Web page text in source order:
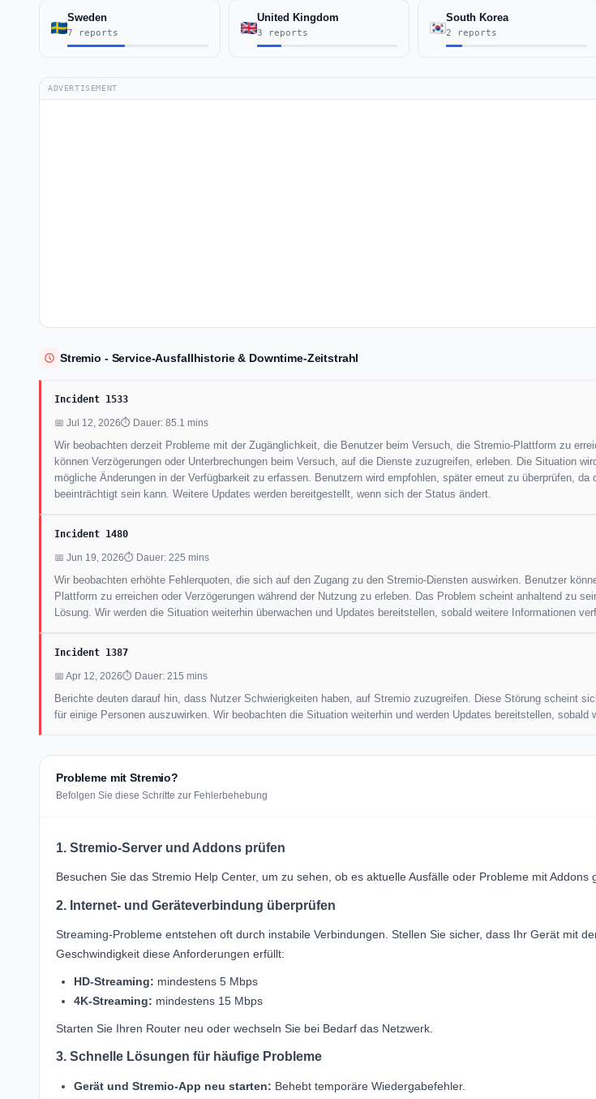
Sweden
7 reports
United Kingdom
3 reports
South Korea
2 reports
ADVERTISEMENT
Stremio - Service-Ausfallhistorie & Downtime-Zeitstrahl
Incident 1533
📅 Jul 12, 2026⏱ Dauer: 85.1 mins
Wir beobachten derzeit Probleme mit der Zugänglichkeit, die Benutzer beim Versuch, die Stremio-Plattform zu
können Verzögerungen oder Unterbrechungen beim Versuch, auf die Dienste zuzugreifen, erleben. Die Situation
mögliche Änderungen in der Verfügbarkeit zu erfassen. Benutzern wird empfohlen, später erneut zu überprüfen, da
beeinträchtigt sein kann. Weitere Updates werden bereitgestellt, wenn sich der Status ändert.
Incident 1480
📅 Jun 19, 2026⏱ Dauer: 225 mins
Wir beobachten erhöhte Fehlerquoten, die sich auf den Zugang zu den Stremio-Diensten auswirken. Benutzer
Plattform zu erreichen oder Verzögerungen während der Nutzung zu erleben. Das Problem scheint anhaltend zu
Lösung. Wir werden die Situation weiterhin überwachen und Updates bereitstellen, sobald weitere Informationen
Incident 1387
📅 Apr 12, 2026⏱ Dauer: 215 mins
Berichte deuten darauf hin, dass Nutzer Schwierigkeiten haben, auf Stremio zuzugreifen. Diese Störung scheint
für einige Personen auszuwirken. Wir beobachten die Situation weiterhin und werden Updates bereitstellen, sobald
Probleme mit Stremio?
Befolgen Sie diese Schritte zur Fehlerbehebung
1. Stremio-Server und Addons prüfen
Besuchen Sie das Stremio Help Center, um zu sehen, ob es aktuelle Ausfälle oder Probleme mit Addons
2. Internet- und Geräteverbindung überprüfen
Streaming-Probleme entstehen oft durch instabile Verbindungen. Stellen Sie sicher, dass Ihr Gerät mit
Geschwindigkeit diese Anforderungen erfüllt:
HD-Streaming: mindestens 5 Mbps
4K-Streaming: mindestens 15 Mbps
Starten Sie Ihren Router neu oder wechseln Sie bei Bedarf das Netzwerk.
3. Schnelle Lösungen für häufige Probleme
Gerät und Stremio-App neu starten: Behebt temporäre Wiedergabefehler.